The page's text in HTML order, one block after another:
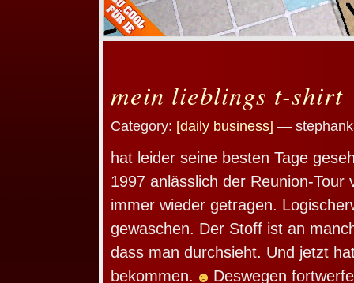
mein lieblings t-shirt
Category: [daily business] —
hat leider seine besten Tage
1997 anlässlich der Reunion-Tour
immer wieder getragen.
gewaschen. Der Stoff ist an
dass man durchsieht. Und jetzt
bekommen.
Deswegen